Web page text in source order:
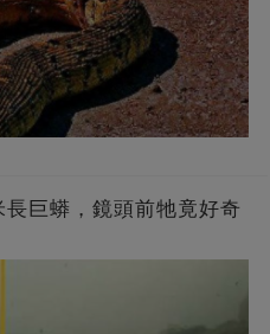
巨蟒，鏡頭前牠竟好奇